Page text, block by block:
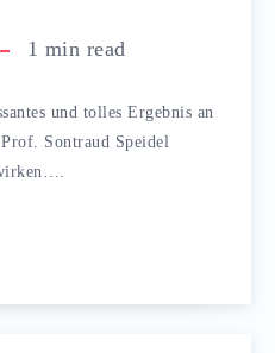
1 min read
und tolles Ergebnis an
Sontraud Speidel